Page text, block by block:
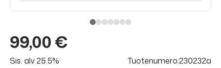
99,00 €
Sis. alv 25.5% Tuotenumero:230232a